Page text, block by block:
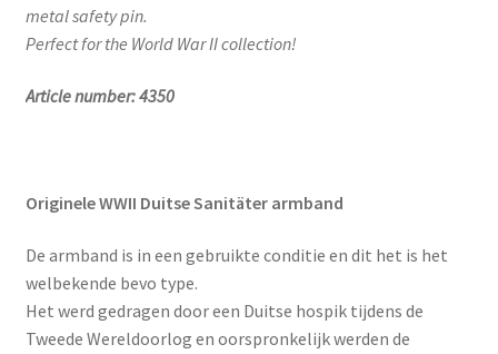
metal safety pin.
Perfect for the World War II collection!
Article number: 4350
Originele WWII Duitse Sanitäter armband
De armband is in een gebruikte conditie en dit het is het
welbekende bevo type.
Het werd gedragen door een Duitse hospik tijdens de
Tweede Wereldoorlog en oorspronkelijk werden de